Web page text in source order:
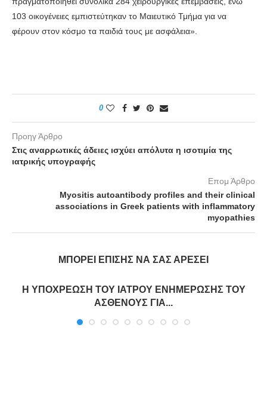
103 οικογένειες εμπιστεύτηκαν το Μαιευτικό Τμήμα για να
φέρουν στον κόσμο τα παιδιά τους με ασφάλεια».
0
Προηγ Άρθρο
Στις αναρρωτικές άδειες ισχύει απόλυτα η ισοτιμία της
ιατρικής υπογραφής
Επομ Άρθρο
Myositis autoantibody profiles and their clinical
associations in Greek patients with inflammatory
myopathies
ΜΠΟΡΕΊ ΕΠΊΣΗΣ ΝΑ ΣΑΣ ΑΡΈΣΕΙ
Η ΥΠΟΧΡΕΩΣΗ ΤΟΥ ΙΑΤΡΟΥ ΕΝΗΜΕΡΩΣΗΣ ΤΟΥ
ΑΣΘΕΝΟΥΣ ΓΙΑ...